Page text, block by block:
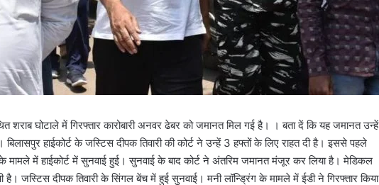
शराब घोटाले में गिरफ्तार कारोबारी अनवर ढेबर को जमानत मिल गई है। । बता दें कि यह जमानत उन्हें
हाईकोर्ट के जस्टिस दीपक तिवारी की कोर्ट ने उन्हें 3 हफ्तों के लिए राहत दी है। इससे पहले
मामले में हाईकोर्ट में सुनवाई हुई। सुनवाई के बाद कोर्ट ने अंतरिम जमानत मंजूर कर लिया है। मेडिकल
है। जस्टिस दीपक तिवारी के सिंगल बेंच में हुई सुनवाई। मनी लॉन्ड्रिंग के मामले में ईडी ने गिरफ्तार किया